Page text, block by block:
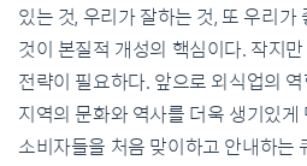
있는 것, 우리가 잘하는 것, 또 우리가
것이 본질적 개성의 핵심이다. 작지만
전략이 필요하다. 앞으로 외식업의
지역의 문화와 역사를 더욱 생기있게
소비자들을 처음 맞이하고 안내하는